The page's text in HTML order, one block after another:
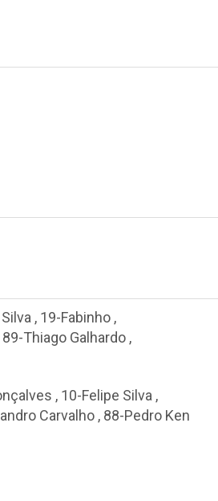
, 19-Fabinho ,
89-Thiago Galhardo ,
, 10-Felipe Silva ,
Carvalho , 88-Pedro Ken